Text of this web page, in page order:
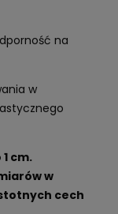
na
w
cm.
w
cech